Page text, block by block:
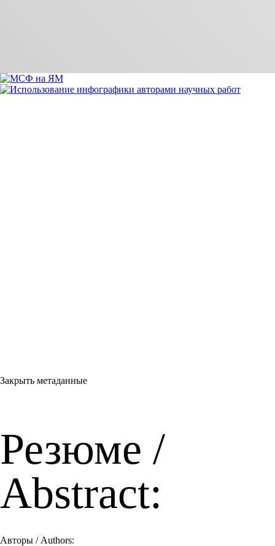
Закрыть метаданные
Резюме /
Abstract:
Авторы / Authors: